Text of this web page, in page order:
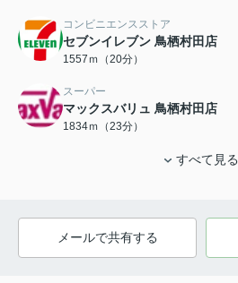
コンビニエンスストア
セブンイレブン 鳥栖村田店
1557ｍ（20分）
スーパー
マックスバリュ 鳥栖村田店
1834ｍ（23分）
すべて見る
メールで共有する